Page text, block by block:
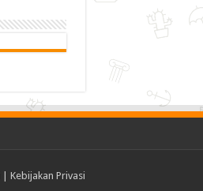
Kebijakan Privasi